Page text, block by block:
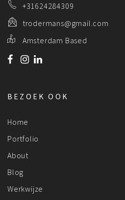
+31624284309
trodermans@gmail.com
Amsterdam Based
BEZOEK OOK
Home
Portfolio
About
Blog
Werkwijze